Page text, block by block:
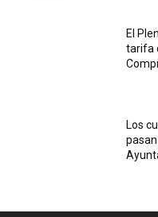
El
tarifa
Los